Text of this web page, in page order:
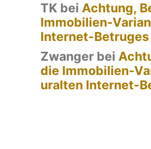
TK bei Achtung,
Immobilien-
Internet-Betruges
Zwanger bei
die Immobilien-
uralten Internet-